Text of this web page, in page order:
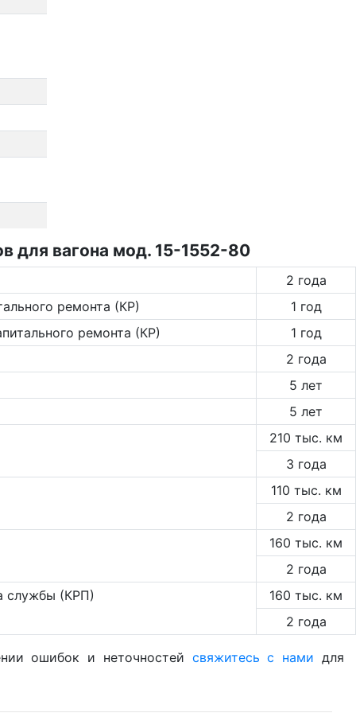
для вагона мод. 15-1552-80
2 года
ремонта (КР)
1 год
ремонта (КР)
1 год
2 года
5 лет
5 лет
210 тыс. км
3 года
110 тыс. км
2 года
160 тыс. км
2 года
службы (КРП)
160 тыс. км
2 года
ошибок и неточностей свяжитесь с нами для